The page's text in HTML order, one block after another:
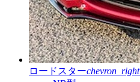
ロードスターchevron_right